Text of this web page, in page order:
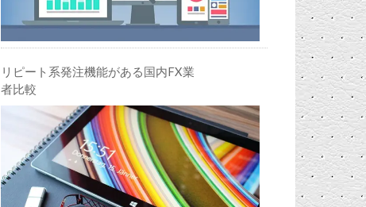
リピート系発注機能がある国内FX業
者比較